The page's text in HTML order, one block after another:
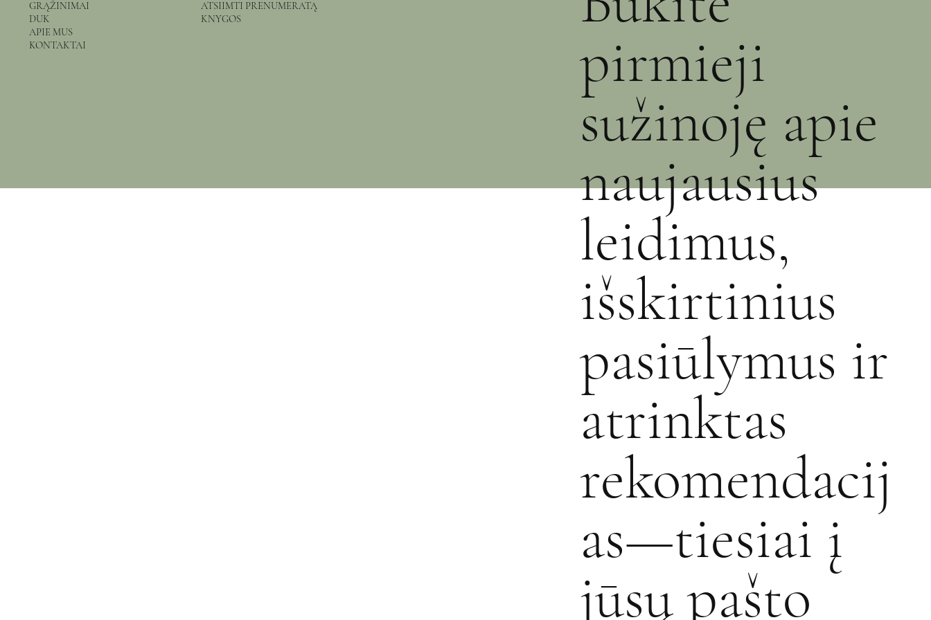
GRĄŽINIMAI
DUK
APIE MUS
KONTAKTAI
ATSIIMTI PRENUMERATĄ
KNYGOS
pirmieji
sužinoję apie
naujausius
leidimus,
išskirtinius
pasiūlymus ir
atrinktas
rekomendacij
as—tiesiai į
jūsų pašto